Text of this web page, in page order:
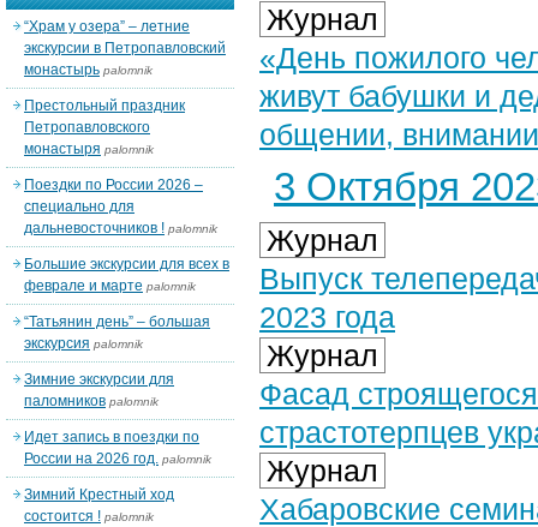
Журнал
«День пожилого
живут бабушки и
общении,
3 Октября
Журнал
Выпуск
2023 года
Журнал
Фасад
страстотерпцев
Журнал
Хабаровские
“Храм у озера” – летние
экскурсии в Петропавловский
монастырь palomnik
Престольный праздник
Петропавловского
монастыря palomnik
Поездки по России 2026 –
специально для
дальневосточников ! palomnik
Большие экскурсии для всех в
феврале и марте palomnik
“Татьянин день” – большая
экскурсия palomnik
Зимние экскурсии для
паломников palomnik
Идет запись в поездки по
России на 2026 год. palomnik
Зимний Крестный ход
состоится ! palomnik